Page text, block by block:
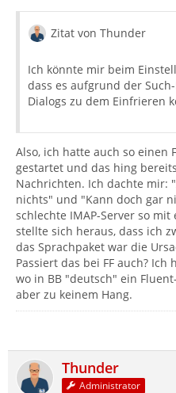
Zitat von Thunder
Ich könnte mir beim
dass es aufgrund der
Dialogs zu dem Einfrieren
Also, ich hatte auch so einen
gestartet und das hing
Nachrichten. Ich dachte mir:
nichts" und "Kann doch gar
schlechte IMAP-Server so
stellte sich heraus, dass ich
das Sprachpaket war die
Passiert das bei FF auch?
wo in BB "deutsch" ein
aber zu keinem Hang.
Thunder
Administrator